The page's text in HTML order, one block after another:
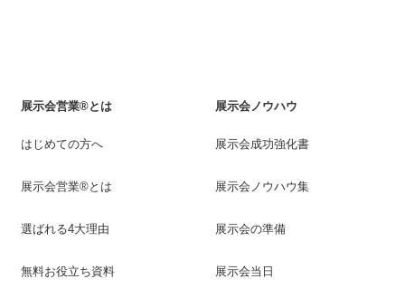
展示会営業®とは
はじめての方へ
展示会営業®とは
選ばれる4大理由
無料お役立ち資料
展示会ノウハウ
展示会成功強化書
展示会ノウハウ集
展示会の準備
展示会当日